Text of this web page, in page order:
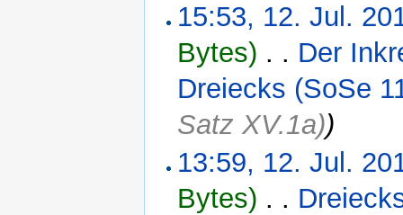
15:53, 12. Jul.
Bytes) . . Der
Dreiecks (SoSe
Satz XV.1a))
13:59, 12. Jul.
Bytes) . .